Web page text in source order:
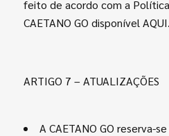
feito de acordo com a
CAETANO GO disponível AQUI.
ARTIGO 7 – ATUALIZAÇÕES
A CAETANO GO reserva-